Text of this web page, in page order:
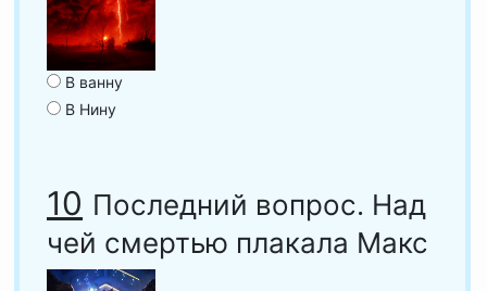
В ванну
В Нину
10 Последний вопрос. Над
чей смертью плакала Макс